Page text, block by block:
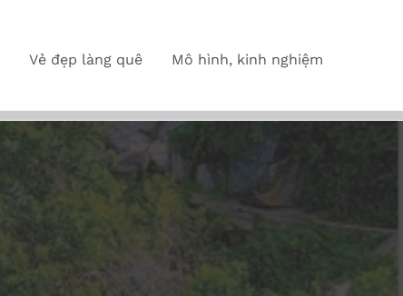
Vẻ đẹp làng quê Mô hình, kinh nghiệm